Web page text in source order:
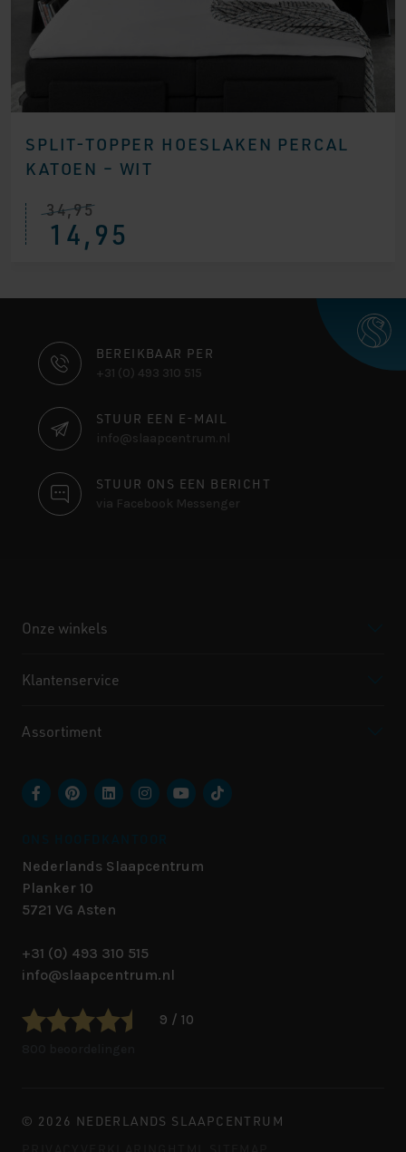
SPLIT-TOPPER HOESLAKEN PERCAL
KATOEN – WIT
34,95
14,95
CONTACT
INFORMATIE
BEREIKBAAR PER
+31 (0) 493 310 515
STUUR EEN E-MAIL
info@slaapcentrum.nl
STUUR ONS EEN BERICHT
via Facebook Messenger
Onze winkels
Klantenservice
Assortiment
Nederlands Slaapcentrum
Planker 10
5721 VG Asten
+31 (0) 493 310 515
info@slaapcentrum.nl
9 / 10
© 2026 NEDERLANDS SLAAPCENTRUM